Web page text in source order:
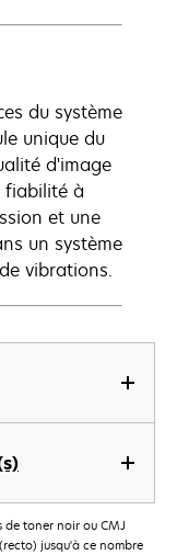
du système
unique du
d'image
fiabilité à
et une
un système
vibrations.
de toner noir ou CMJ
jusqu'à ce nombre